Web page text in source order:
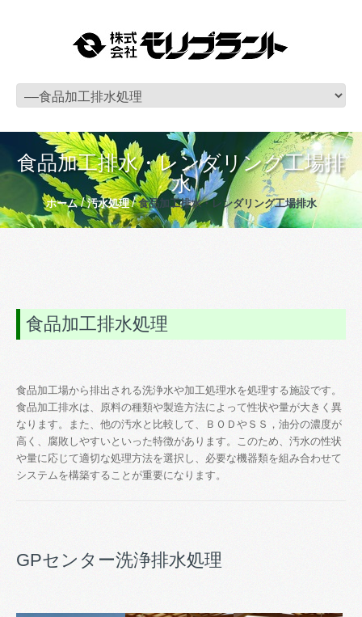
食品加工排水・レンダリング工場排
水
ホーム 汚水処理 食品加工排水・レンダリング工場排水
食品加工排水処理
食品加工場から排出される洗浄水や加工処理水を処理する施設です。
食品加工排水は、原料の種類や製造方法によって性状や量が大きく異
なります。また、他の汚水と比較して、ＢＯＤやＳＳ，油分の濃度が
高く、腐敗しやすいといった特徴があります。このため、汚水の性状
や量に応じて適切な処理方法を選択し、必要な機器類を組み合わせて
システムを構築することが重要になります。
GPセンター洗浄排水処理